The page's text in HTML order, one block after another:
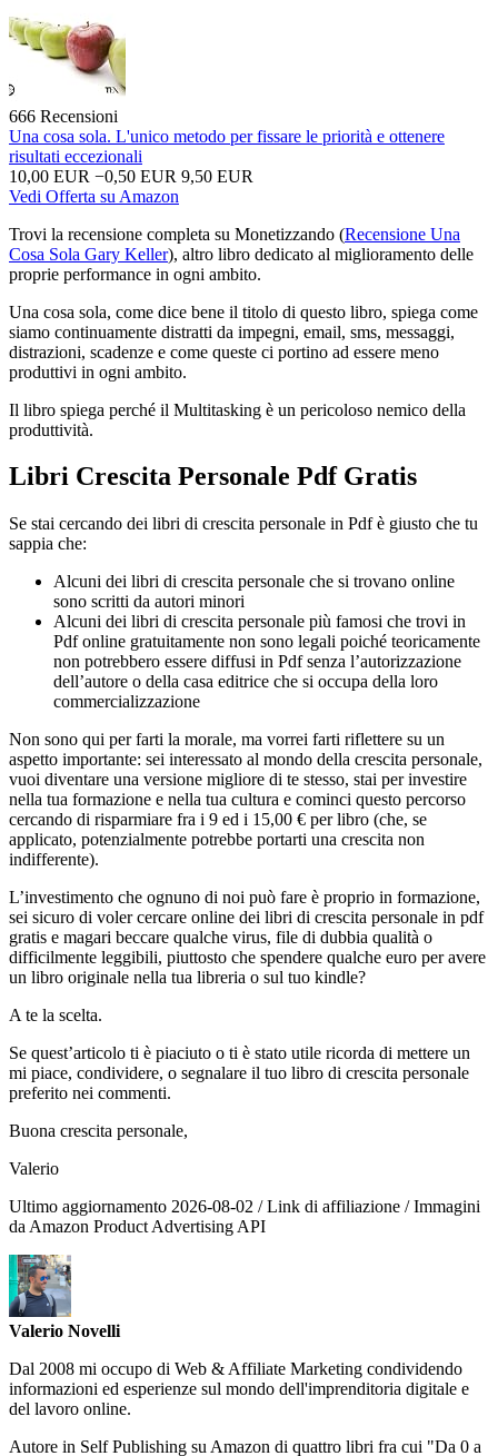
666 Recensioni
Una cosa sola. L'unico metodo per fissare le priorità e ottenere
risultati eccezionali
10,00 EUR −0,50 EUR 9,50 EUR
Vedi Offerta su Amazon
Trovi la recensione completa su Monetizzando (Recensione Una
Cosa Sola Gary Keller), altro libro dedicato al miglioramento delle
proprie performance in ogni ambito.
Una cosa sola, come dice bene il titolo di questo libro, spiega come
siamo continuamente distratti da impegni, email, sms, messaggi,
distrazioni, scadenze e come queste ci portino ad essere meno
produttivi in ogni ambito.
Il libro spiega perché il Multitasking è un pericoloso nemico della
produttività.
Libri Crescita Personale Pdf Gratis
Se stai cercando dei libri di crescita personale in Pdf è giusto che tu
sappia che:
Alcuni dei libri di crescita personale che si trovano online
sono scritti da autori minori
Alcuni dei libri di crescita personale più famosi che trovi in
Pdf online gratuitamente non sono legali poiché teoricamente
non potrebbero essere diffusi in Pdf senza l’autorizzazione
dell’autore o della casa editrice che si occupa della loro
commercializzazione
Non sono qui per farti la morale, ma vorrei farti riflettere su un
aspetto importante: sei interessato al mondo della crescita personale,
vuoi diventare una versione migliore di te stesso, stai per investire
nella tua formazione e nella tua cultura e cominci questo percorso
cercando di risparmiare fra i 9 ed i 15,00 € per libro (che, se
applicato, potenzialmente potrebbe portarti una crescita non
indifferente).
L’investimento che ognuno di noi può fare è proprio in formazione,
sei sicuro di voler cercare online dei libri di crescita personale in pdf
gratis e magari beccare qualche virus, file di dubbia qualità o
difficilmente leggibili, piuttosto che spendere qualche euro per avere
un libro originale nella tua libreria o sul tuo kindle?
A te la scelta.
Se quest’articolo ti è piaciuto o ti è stato utile ricorda di mettere un
mi piace, condividere, o segnalare il tuo libro di crescita personale
preferito nei commenti.
Buona crescita personale,
Valerio
Ultimo aggiornamento 2026-08-02 / Link di affiliazione / Immagini
da Amazon Product Advertising API
Valerio Novelli
Dal 2008 mi occupo di Web & Affiliate Marketing condividendo
informazioni ed esperienze sul mondo dell'imprenditoria digitale e
del lavoro online.
Autore in Self Publishing su Amazon di quattro libri fra cui "Da 0 a